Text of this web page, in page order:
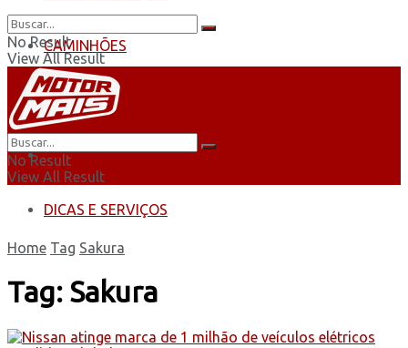
CAMINHÕES
ÔNIBUS
AUTOMOBILISMO
DICAS E SERVIÇOS
No Result
View All Result
No Result
View All Result
Home Tag Sakura
Tag: Sakura